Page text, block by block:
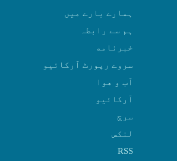
ہمارے بارے میں
ہم سے رابطہ
سروے رپورٹ آرکائیو
آب و هوا
سرچ
لنکس
RSS